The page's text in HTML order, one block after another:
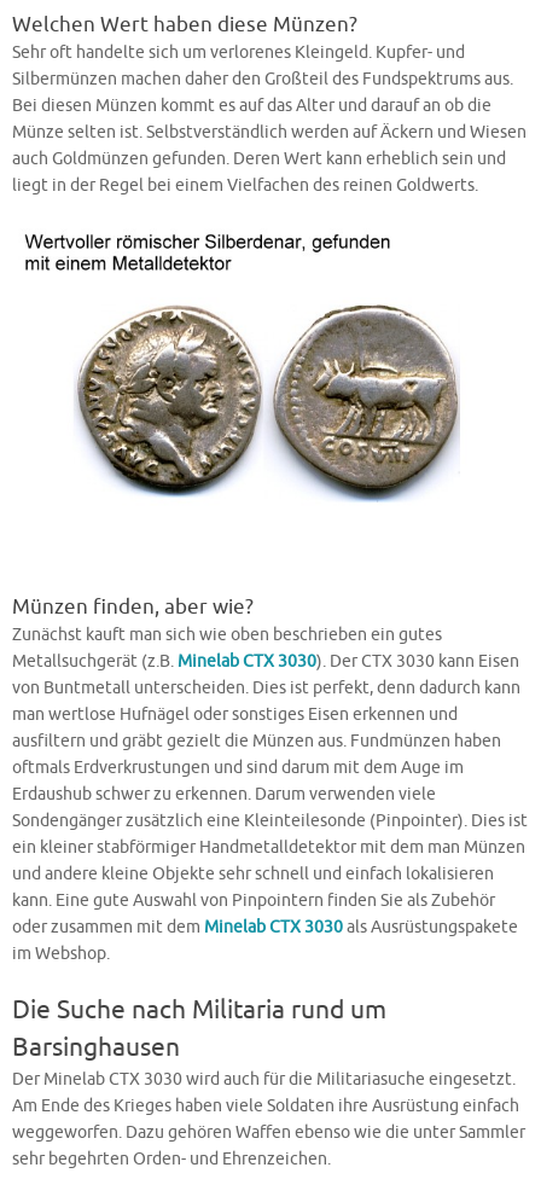
Welchen Wert haben diese Münzen?
Sehr oft handelte sich um verlorenes Kleingeld. Kupfer- und
Silbermünzen machen daher den Großteil des Fundspektrums aus.
Bei diesen Münzen kommt es auf das Alter und darauf an ob die
Münze selten ist. Selbstverständlich werden auf Äckern und Wiesen
auch Goldmünzen gefunden. Deren Wert kann erheblich sein und
liegt in der Regel bei einem Vielfachen des reinen Goldwerts.
Münzen finden, aber wie?
Zunächst kauft man sich wie oben beschrieben ein gutes
Metallsuchgerät (z.B. Minelab CTX 3030). Der CTX 3030 kann Eisen
von Buntmetall unterscheiden. Dies ist perfekt, denn dadurch kann
man wertlose Hufnägel oder sonstiges Eisen erkennen und
ausfiltern und gräbt gezielt die Münzen aus. Fundmünzen haben
oftmals Erdverkrustungen und sind darum mit dem Auge im
Erdaushub schwer zu erkennen. Darum verwenden viele
Sondengänger zusätzlich eine Kleinteilesonde (Pinpointer). Dies ist
ein kleiner stabförmiger Handmetalldetektor mit dem man Münzen
und andere kleine Objekte sehr schnell und einfach lokalisieren
kann. Eine gute Auswahl von Pinpointern finden Sie als Zubehör
oder zusammen mit dem Minelab CTX 3030als Ausrüstungspakete
im Webshop.
Die Suche nach Militaria rund um
Barsinghausen
Der Minelab CTX 3030 wird auch für die Militariasuche eingesetzt.
Am Ende des Krieges haben viele Soldaten ihre Ausrüstung einfach
weggeworfen. Dazu gehören Waffen ebenso wie die unter Sammler
sehr begehrten Orden- und Ehrenzeichen.